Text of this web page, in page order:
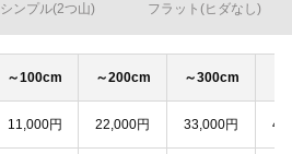
シンプル(2つ山) フラット(ヒダなし)
～100cm ～200cm ～300cm
11,000円 22,000円 33,000円